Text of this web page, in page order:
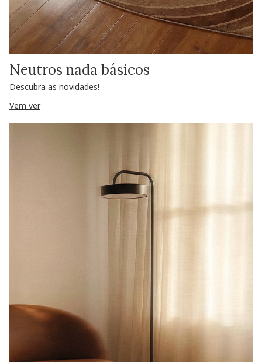
Neutros nada básicos
Descubra as novidades!
Vem ver